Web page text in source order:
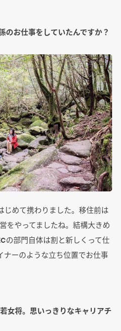
のお仕事をしていたんですか？
じめて携わりました。移住前は
をやってましたね。結構大きめ
の部門自体は割と新しくって仕
ナーのような立ち位置でお仕事
女将。思いっきりなキャリアチ